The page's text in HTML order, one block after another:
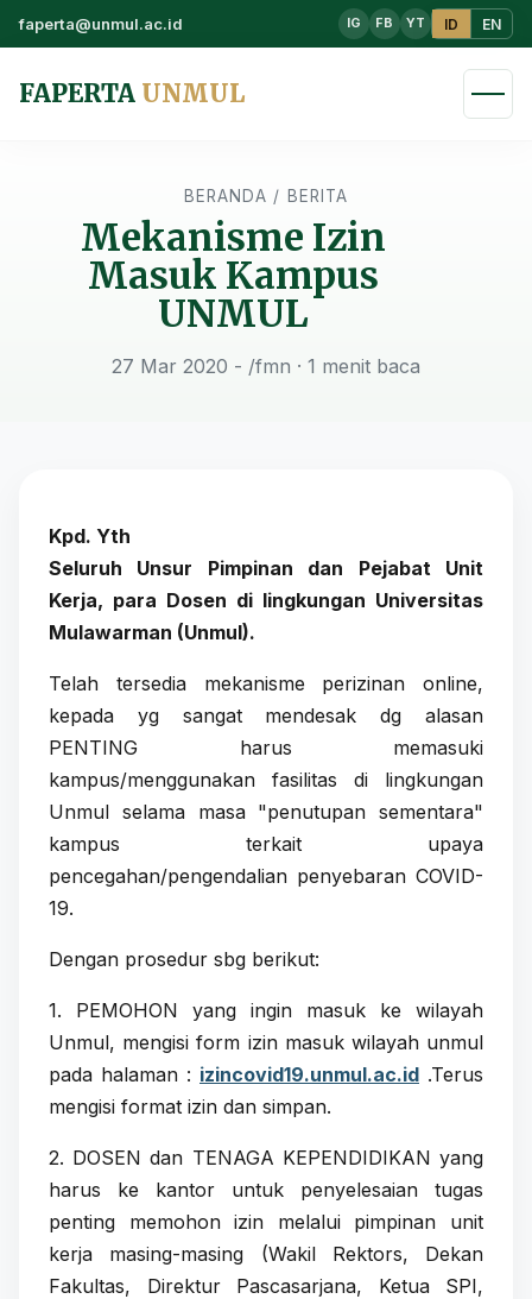
faperta@unmul.ac.id IG FB YT ID EN
FAPERTA UNMUL
BERANDA / BERITA
Mekanisme Izin
Masuk Kampus
UNMUL
27 Mar 2020 - /fmn · 1 menit baca
Kpd. Yth
Seluruh Unsur Pimpinan dan Pejabat Unit
Kerja, para Dosen di lingkungan Universitas
Mulawarman (Unmul).
Telah tersedia mekanisme perizinan online,
kepada yg sangat mendesak dg alasan
PENTING harus memasuki
kampus/menggunakan fasilitas di lingkungan
Unmul selama masa "penutupan sementara"
kampus terkait upaya
pencegahan/pengendalian penyebaran COVID-
19.
Dengan prosedur sbg berikut:
1. PEMOHON yang ingin masuk ke wilayah
Unmul, mengisi form izin masuk wilayah unmul
pada halaman : izincovid19.unmul.ac.id .Terus
mengisi format izin dan simpan.
2. DOSEN dan TENAGA KEPENDIDIKAN yang
harus ke kantor untuk penyelesaian tugas
penting memohon izin melalui pimpinan unit
kerja masing-masing (Wakil Rektors, Dekan
Fakultas, Direktur Pascasarjana, Ketua SPI,